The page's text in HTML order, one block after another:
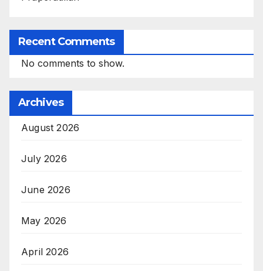
Recent Comments
No comments to show.
Archives
August 2026
July 2026
June 2026
May 2026
April 2026